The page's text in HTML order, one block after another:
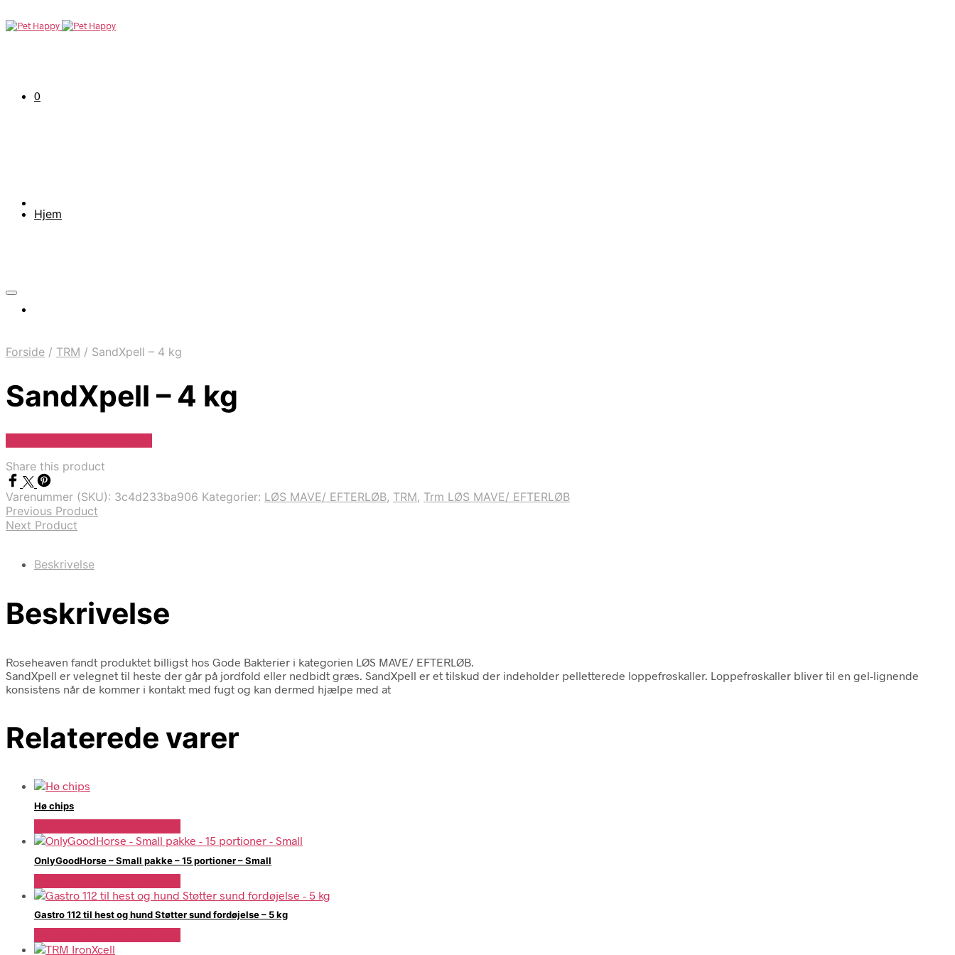
0
Hjem
Forside / TRM / SandXpell – 4 kg
SandXpell – 4 kg
Share this product
Varenummer (SKU): 3c4d233ba906 Kategorier: LØS MAVE/ EFTERLØB, TRM, Trm LØS MAVE/ EFTERLØB
Previous Product
Next Product
Beskrivelse
Beskrivelse
Roseheaven fandt produktet billigst hos Gode Bakterier i kategorien LØS MAVE/ EFTERLØB.
SandXpell er velegnet til heste der går på jordfold eller nedbidt græs. SandXpell er et tilskud der indeholder pelletterede loppefrøskaller. Loppefrøskaller bliver til en gel-lignende
konsistens når de kommer i kontakt med fugt og kan dermed hjælpe med at
Relaterede varer
Hø chips
OnlyGoodHorse – Small pakke – 15 portioner – Small
Gastro 112 til hest og hund Støtter sund fordøjelse – 5 kg